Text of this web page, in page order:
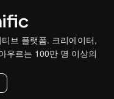
브 플랫폼. 크리에이터,
우르는 100만 명 이상의